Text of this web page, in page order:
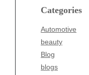
Categories
Automotive
beauty
Blog
blogs
Business
Entertainment
Fashion
Finance